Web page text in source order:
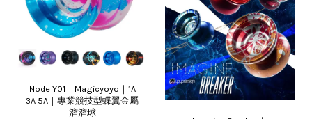
Node Y01｜Magicyoyo｜1A
3A 5A｜專業競技型蝶翼金屬
溜溜球